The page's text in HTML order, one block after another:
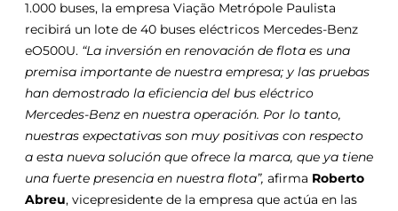
1.000 buses, la empresa Viação Metrópole Paulista
recibirá un lote de 40 buses eléctricos Mercedes-Benz
eO500U. “La inversión en renovación de flota es una
premisa importante de nuestra empresa; y las pruebas
han demostrado la eficiencia del bus eléctrico
Mercedes-Benz en nuestra operación. Por lo tanto,
nuestras expectativas son muy positivas con respecto
a esta nueva solución que ofrece la marca, que ya tiene
una fuerte presencia en nuestra flota”, afirma Roberto
Abreu, vicepresidente de la empresa que actúa en las